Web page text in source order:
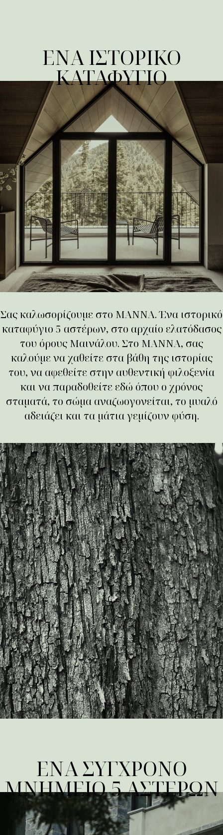
ΕΝΑ ΙΣΤΟΡΙΚΟ
ΚΑΤΑΦΥΓΙΟ
Σας καλωσορίζουμε στο MANNA. Ένα ιστορικό
καταφύγιο 5 αστέρων, στο αρχαίο ελατόδασος
του όρους Μαινάλου. Στο MANNA, σας
καλούμε να χαθείτε στα βάθη της ιστορίας
του, να αφεθείτε στην αυθεντική φιλοξενία
και να παραδοθείτε εδώ όπου ο χρόνος
σταματά, το σώμα αναζωογονείται, το μυαλό
αδειάζει και τα μάτια γεμίζουν φύση.
ΕΝΑ ΣΥΓΧΡΟΝΟ
ΜΝΗΜΕΙΟ 5 ΑΣΤΕΡΩΝ